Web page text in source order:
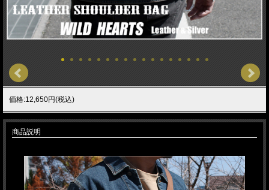
価格:12,650円(税込)
商品説明